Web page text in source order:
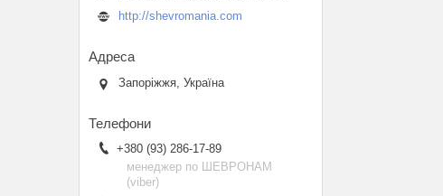
http://shevromania.com
Запоріжжя, Україна
+380 (93) 286-17-89
менеджер по ШЕВРОНАМ
(viber)